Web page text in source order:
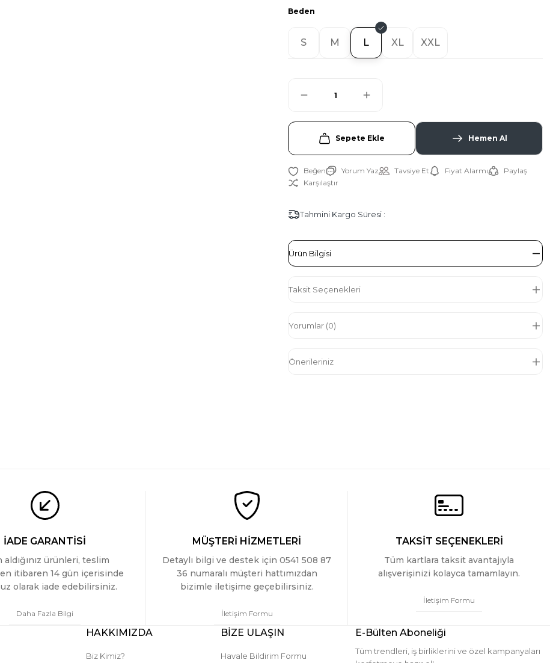
Beden
S M L XL XXL
Sepete Ekle Hemen Al
Yorum Yaz Tavsiye Et Fiyat Alarmı
Paylaş
Karşılaştır
Tahmini Kargo Süresi :
Ürün Bilgisi
Taksit Seçenekleri
Yorumlar (0)
Önerileriniz
İADE GARANTİSİ
aldığınız ürünleri, teslim
itibaren 14 gün içerisinde
olarak iade edebilirsiniz.
Daha Fazla Bilgi
MÜŞTERİ HİZMETLERİ
Detaylı bilgi ve destek için 0541 508 87
36 numaralı müşteri hattımızdan
bizimle iletişime geçebilirsiniz.
İletişim Formu
TAKSİT SEÇENEKLERİ
Tüm kartlara taksit avantajıyla
alışverişinizi kolayca tamamlayın.
İletişim Formu
HAKKIMIZDA
Biz Kimiz?
BİZE ULAŞIN
Havale Bildirim Formu
E-Bülten Aboneliği
Tüm trendleri, iş birliklerini ve özel kampanyaları